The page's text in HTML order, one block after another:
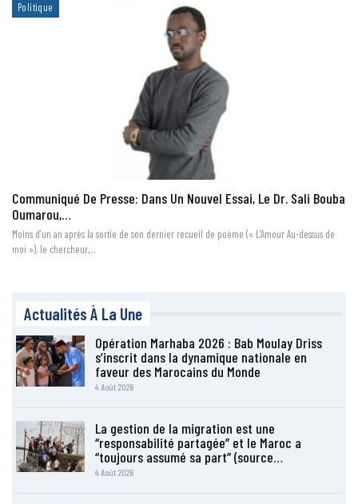
Politique
Communiqué De Presse: Dans Un Nouvel Essai, Le Dr. Sali Bouba
Oumarou,…
Moins d’un an après la sortie de son dernier recueil de poème (« L’Amour Au-dessus de
moi »), le chercheur,…
Actualités À La Une
Opération Marhaba 2026 : Bab Moulay Driss
s’inscrit dans la dynamique nationale en
faveur des Marocains du Monde
4 Août 2026
La gestion de la migration est une
“responsabilité partagée” et le Maroc a
“toujours assumé sa part” (source…
4 Août 2026